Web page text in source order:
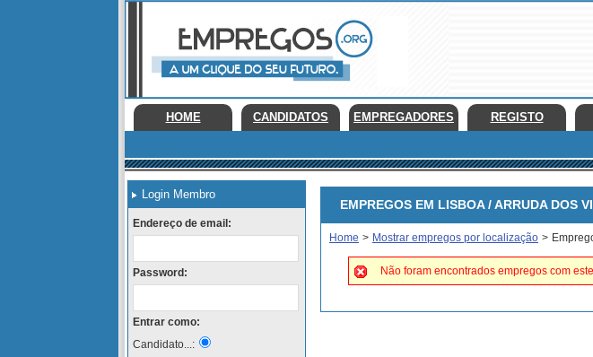
HOME CANDIDATOS EMPREGADORES REGISTO
Login Membro
Endereço de email:
Password:
Entrar como:
Candidato...:
EMPREGOS EM LISBOA / ARRUDA DOS
Home > Mostrar empregos por localização >
Não foram encontrados empregos com